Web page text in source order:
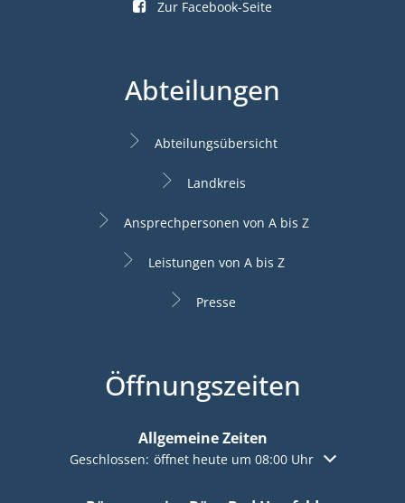
Zur Facebook-Seite
Abteilungen
Abteilungsübersicht
Landkreis
Ansprechpersonen von A bis Z
Leistungen von A bis Z
Presse
Öffnungszeiten
Allgemeine Zeiten
Klicken, um weitere Öffnungs- oder Schließzeiten
Geschlossen: öffnet heute um 08:00 Uhr